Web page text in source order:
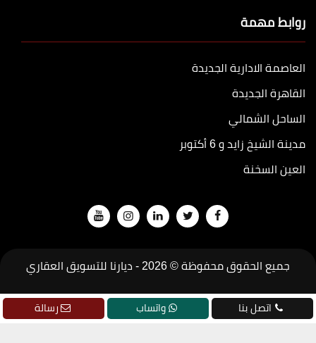
روابط مهمة
العاصمة الادارية الجديدة
القاهرة الجديدة
الساحل الشمالي
مدينة الشيخ زايد و 6 أكتوبر
العين السخنة
جميع الحقوق محفوظة © 2026 -
ديارنا للتسويق العقاري
تطويرجودة اتصل بنا واتساب رسالة